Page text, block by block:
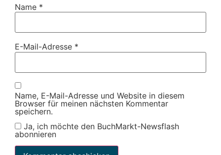
Name *
E-Mail-Adresse *
Name, E-Mail-Adresse und Website in diesem
Browser für meinen nächsten Kommentar
speichern.
Ja, ich möchte den BuchMarkt-Newsflash
abonnieren